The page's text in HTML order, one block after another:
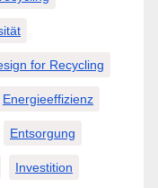
for Recycling
Energieeffizienz
Entsorgung
Investition